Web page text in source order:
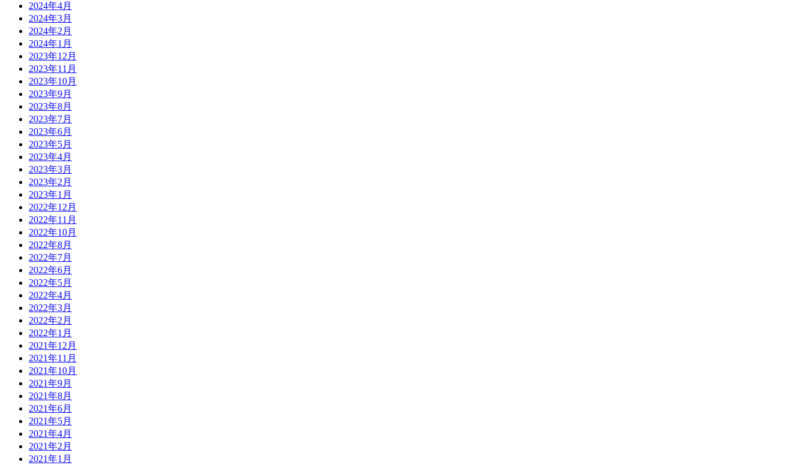
2024年4月
2024年3月
2024年2月
2024年1月
2023年12月
2023年11月
2023年10月
2023年9月
2023年8月
2023年7月
2023年6月
2023年5月
2023年4月
2023年3月
2023年2月
2023年1月
2022年12月
2022年11月
2022年10月
2022年8月
2022年7月
2022年6月
2022年5月
2022年4月
2022年3月
2022年2月
2022年1月
2021年12月
2021年11月
2021年10月
2021年9月
2021年8月
2021年6月
2021年5月
2021年4月
2021年2月
2021年1月